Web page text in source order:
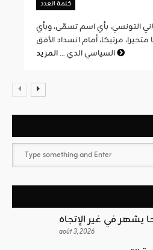
كلمة العدد
التونسي، بأي اسم تسمّى، وبأي
مرتبكا، أمام انسداد الأفق
السياسي الذي ...
في غير الإتجاه
août 3, 2026